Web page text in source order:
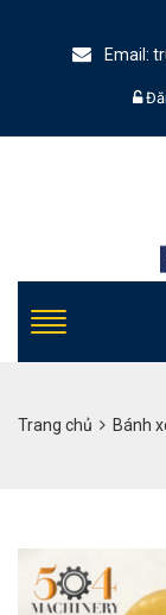
Email:
Trang chủ Bánh